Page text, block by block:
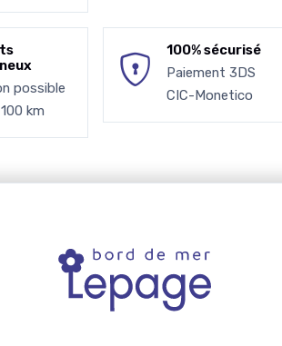
possible
km
100% sécurisé
Paiement 3DS
CIC-Monetico